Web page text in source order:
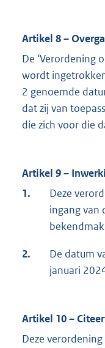
Artikel 8 –
De ‘Verordening
wordt
2 genoemde
dat zij van
die zich voor die
Artikel 9 –
1.
Deze
ingang van
2.
De datum
januari
Artikel 10 –
Deze